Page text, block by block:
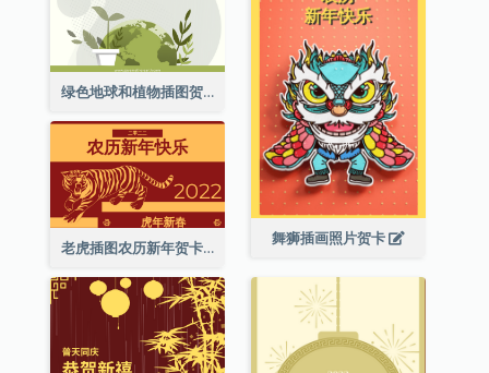
绿色地球和植物插图贺卡
舞狮插画照片贺卡
老虎插图农历新年贺卡